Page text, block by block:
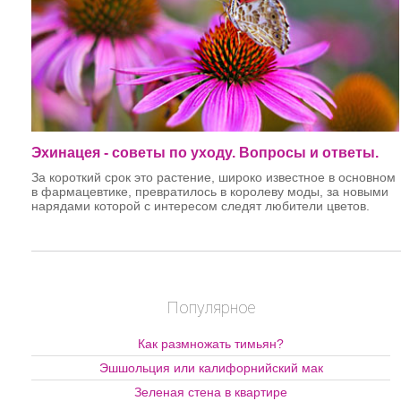
от санитарно-профилактических мер против
возникновения и распространения болезней.
Качество клубнелуковиц гладиолуса определяется их
зрелостью, влажностью, отсутствием пораженных
заболеваниями и наличием или отсутствием посторонних
примесей.
Эхинацея - советы по уходу. Вопросы и ответы.
За короткий срок это растение, широко известное в основном
в фармацевтике, превратилось в королеву моды, за новыми
нарядами которой с интересом следят любители цветов.
Место посадки эхинацеи.Хорошо растет на солнечном
которая хорошо пропускает воду, но при этом нужно обильно
(если сажали семенами). Цветет с июня и до октября, до
заморозков. Отцветшие соцветия срезаем.
Популярное
Как размножать тимьян?
Эшшольция или калифорнийский мак
Зеленая стена в квартире